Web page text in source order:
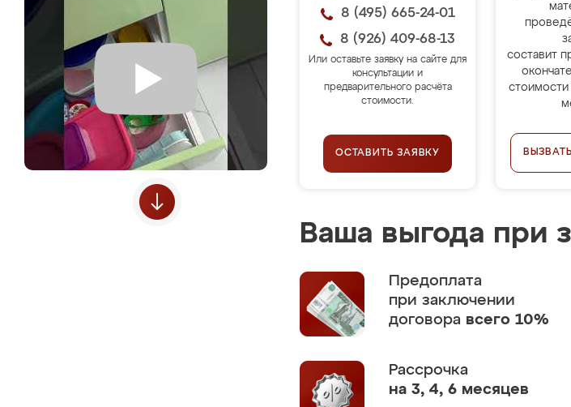
8 (495) 665-24-01
8 (926) 409-68-13
Или оставьте заявку на сайте для
консультации и
предварительного расчёта
стоимости.
ОСТАВИТЬ ЗАЯВКУ
составит
Ваша выгода при
Предоплата
при заключении
договора всего 10%
Рассрочка
на 3, 4, 6 месяцев